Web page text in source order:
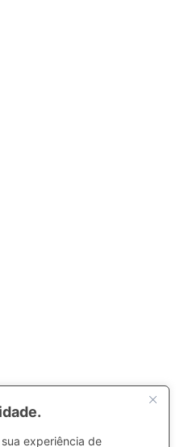
experiência de